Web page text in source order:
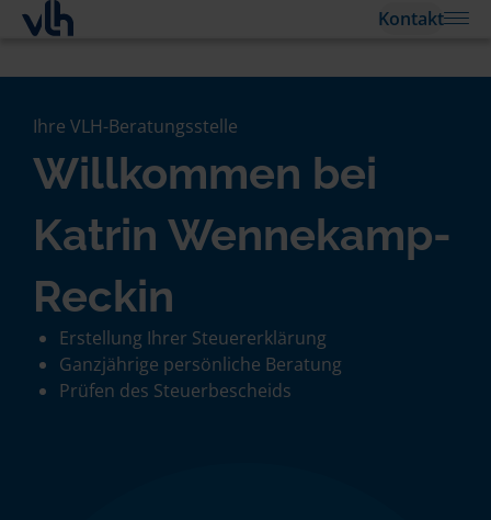
Kontakt
Ihre VLH-Beratungsstelle
Willkommen bei
Katrin Wennekamp-
Reckin
Erstellung Ihrer Steuererklärung
Ganzjährige persönliche Beratung
Prüfen des Steuerbescheids